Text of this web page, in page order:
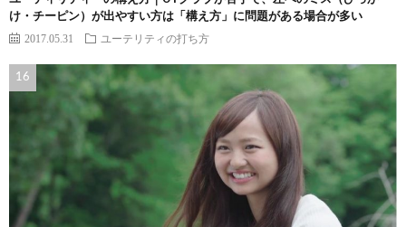
け・チーピン）が出やすい方は「構え方」に問題がある場合が多い
2017.05.31 ユーテリティの打ち方